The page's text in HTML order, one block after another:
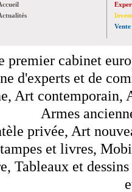
Vente
premier cabinet
d'experts et de
Art contemporain,
Armes
privée, Art
et livres,
Tableaux et